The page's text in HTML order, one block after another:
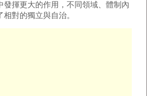
發揮更大的作用，不同領域、體制內
對的獨立與自治。